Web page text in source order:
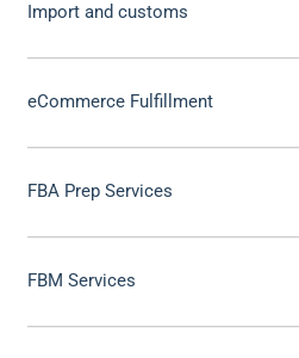
Import and customs
eCommerce Fulfillment
FBA Prep Services
FBM Services